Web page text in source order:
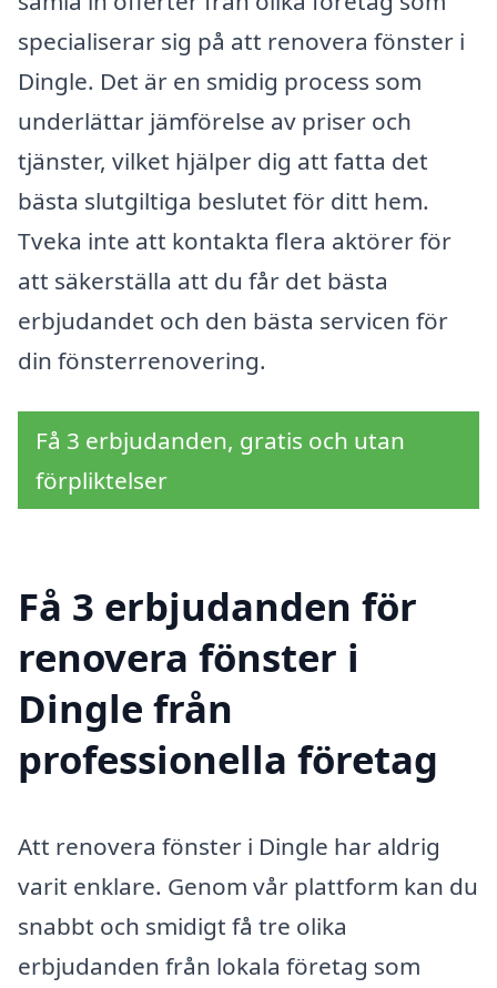
specialiserar sig på att renovera fönster i
Dingle. Det är en smidig process som
underlättar jämförelse av priser och
tjänster, vilket hjälper dig att fatta det
bästa slutgiltiga beslutet för ditt hem.
Tveka inte att kontakta flera aktörer för
att säkerställa att du får det bästa
erbjudandet och den bästa servicen för
din fönsterrenovering.
Få 3 erbjudanden, gratis och utan
förpliktelser
Få 3 erbjudanden för
renovera fönster i
Dingle från
professionella företag
Att renovera fönster i Dingle har aldrig
varit enklare. Genom vår plattform kan du
snabbt och smidigt få tre olika
erbjudanden från lokala företag som